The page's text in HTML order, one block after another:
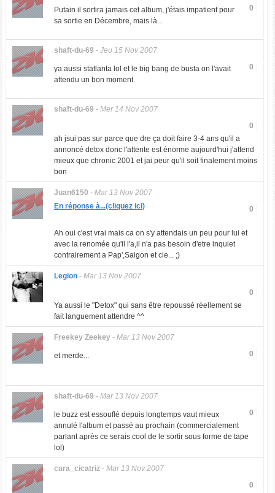
0
Putain il sortira jamais cet album, j'étais impatient pour
sa sortie en Décembre, mais là...
shaft-du-69 - Jeu 15 Nov 2007
0
ya aussi statlanta lol et le big bang de busta on l'avait
attendu un bon moment
shaft-du-69 - Mer 14 Nov 2007
0
ah jsui pas sur parce que dre ça doit faire 3-4 ans qu'il a
annoncé detox donc l'attente est énorme aujourd'hui j'attend
mieux que chronic 2001 et jai peur qu'il soit finalement moins
bon
Juan6150 - Mar 13 Nov 2007
0
En réponse à...(cliquez ici)
Ah oui c'est vrai mais ca on s'y attendais un peu pour lui et
avec la renomée qu'il l'a,il n'a pas besoin d'etre inquiet
contrairement a Pap',Saigon et cie... ;)
Legion- Mar 13 Nov 2007
0
Ya aussi le "Detox" qui sans être repoussé réellement se
fait languement attendre ^^
Freekey Zeekey- Mar 13 Nov 2007
0
et merde...
shaft-du-69 - Mar 13 Nov 2007
0
le buzz est essouflé depuis longtemps vaut mieux
annulé l'album et passé au prochain (commercialement
parlant après ce serais cool de le sortir sous forme de tape
lol)
cara_cicatriz- Mar 13 Nov 2007
0